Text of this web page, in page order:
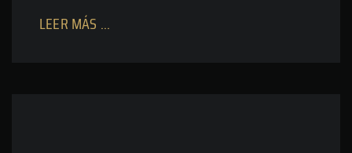
LEER MÁS ...